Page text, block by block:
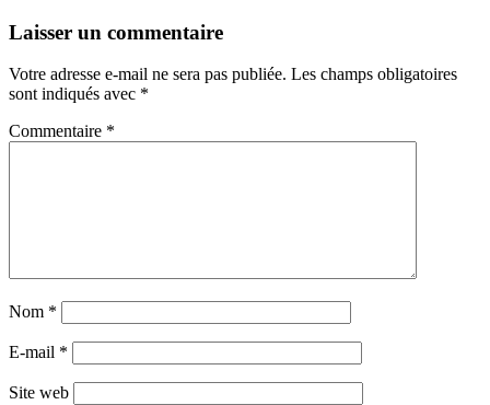
Laisser un commentaire
Votre adresse e-mail ne sera pas publiée. Les champs obligatoires
sont indiqués avec *
Commentaire *
Nom *
E-mail *
Site web